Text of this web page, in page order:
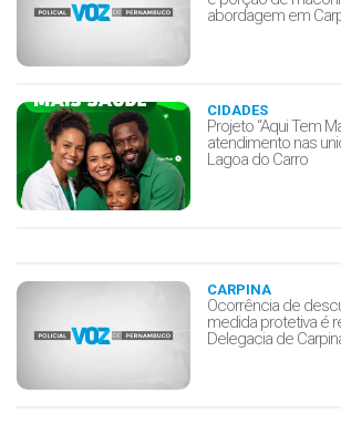
abordagem em
CIDADES
Projeto “Aqui Tem
atendimento nas
Lagoa do Carro
CARPINA
Ocorrência de
medida protetiva é
Delegacia de